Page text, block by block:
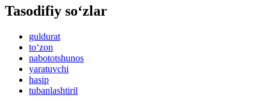
Tasodifiy so‘zlar
guldurat
to‘zon
nabototshunos
yaratuvchi
hasip
tubanlashtiril